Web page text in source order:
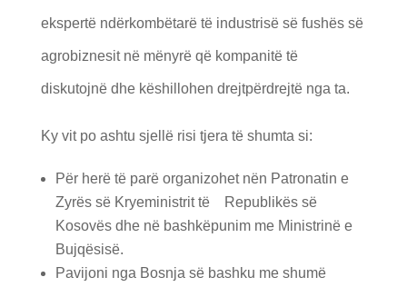
ekspertë ndërkombëtarë të industrisë së fushës së
agrobiznesit në mënyrë që kompanitë të
diskutojnë dhe këshillohen drejtpërdrejtë nga ta.
Ky vit po ashtu sjellë risi tjera të shumta si:
Për herë të parë organizohet nën Patronatin e
Zyrës së Kryeministrit të Republikës së
Kosovës dhe në bashkëpunim me Ministrinë e
Bujqësisë.
Pavijoni nga Bosnja së bashku me shumë